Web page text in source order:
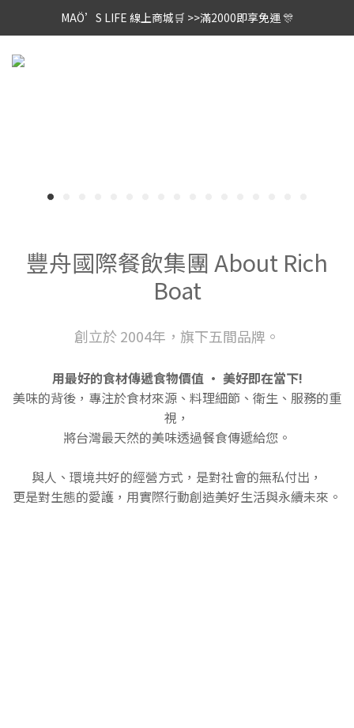
MAÖ’S LIFE 線上商城🛒 >>滿2000即享免運 🎊
豐舟國際餐飲集團 About Rich
Boat
創立於 2004年，旗下五間品牌。
用最好的食材傳遞食物價值 · 美好即在當下!
美味的背後，專注於食材來源、料理細節、衛生、服務的重
視，
將台灣最天然的美味透過餐食傳遞給您。
與人、環境共好的經營方式，是對社會的無私付出，
更是對生態的愛護，用實際行動創造美好生活與永續未來。